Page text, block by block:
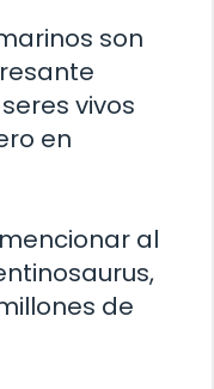
son
vivos
en
al
de